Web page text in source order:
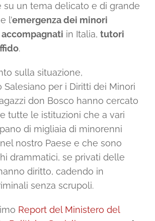
su un tema delicato e di grande
l’emergenza dei minori
in Italia, tutori
.
sulla situazione,
Salesiano per i Diritti dei Minori
don Bosco hanno cercato
tutte le istituzioni che a vari
di migliaia di minorenni
nostro Paese e che sono
drammatici, se privati delle
diritto, cadendo in
senza scrupoli.
Report del Ministero del